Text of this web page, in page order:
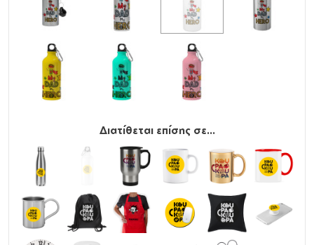
Διατίθεται επίσης σε...